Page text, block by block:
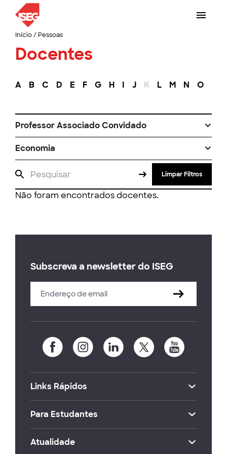
Início/ Pessoas
Docentes
A B C D E F G H I J K L M N O
Professor Associado Convidado
Economia
Limpar Filtros
Não foram encontrados docentes.
Subscreva a newsletter do ISEG
Links Rápidos
Para Estudantes
Atualidade